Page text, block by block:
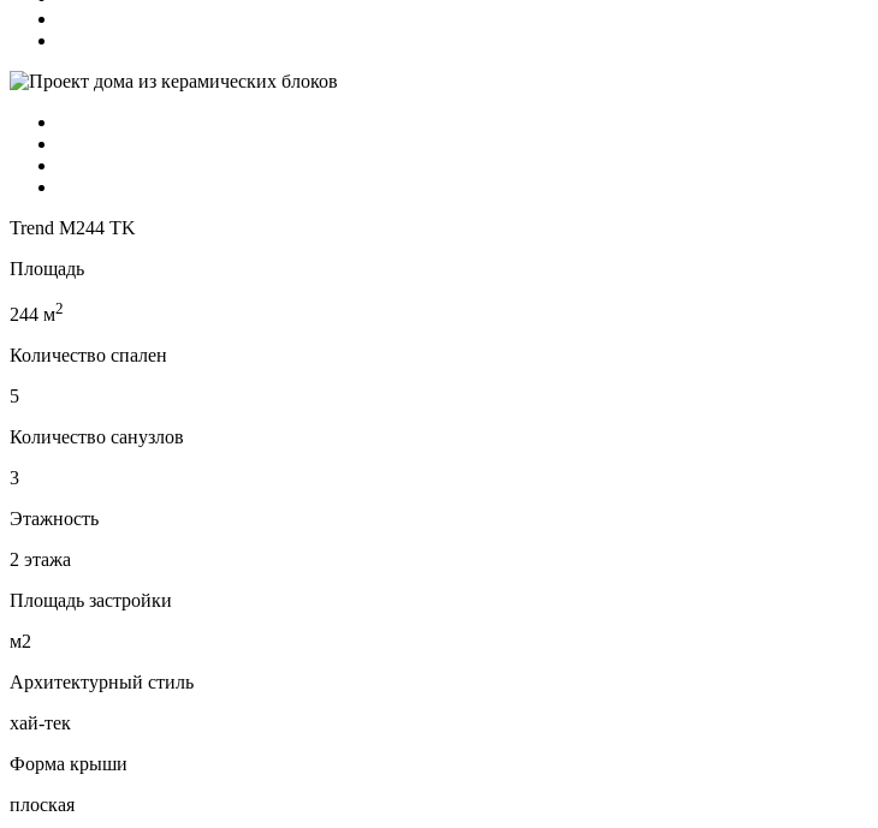
Trend M244 TK
Площадь
244 м2
Количество спален
5
Количество санузлов
3
Этажность
2 этажа
Площадь застройки
м2
Архитектурный стиль
хай-тек
Форма крыши
плоская